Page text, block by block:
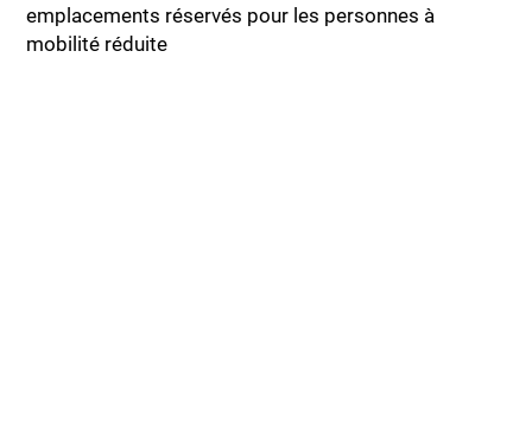
emplacements réservés pour les personnes à
mobilité réduite